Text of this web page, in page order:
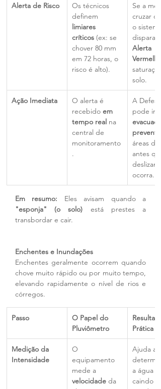
Alerta de Risco
Os técnicos
definem
limiares
críticos (ex: se
chover 80 mm
em 72 horas, o
risco é alto).
Se a
cruzar o
o sistema
dispara
Alerta
Vermelho
solo.
Ação Imediata
O alerta é
recebido em
tempo real na
central de
monitoramento
.
A Defesa
pode
preventiva
áreas de
antes
ocorra.
Em resumo:
"esponja" (o solo) está prestes a
transbordar e cair.
Enchentes e Inundações
Enchentes geralmente ocorrem quando
chove muito rápido ou por muito tempo,
elevando rapidamente o nível de rios e
córregos.
Passo
O Papel do
Pluviômetro
Prática
Medição da
Intensidade
O
equipamento
mede a
velocidade da
Ajuda a
a água
caindo